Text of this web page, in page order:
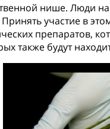
нише. Люди
Принять участие в
препаратов,
также будут